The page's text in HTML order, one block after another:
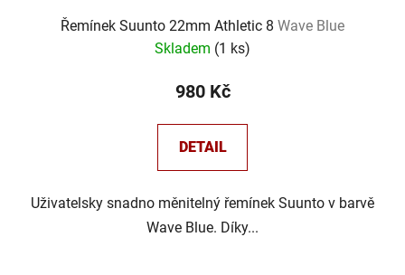
Řemínek Suunto 22mm Athletic 8 Wave Blue
Skladem (1 ks)
980 Kč
DETAIL
Uživatelsky snadno měnitelný řemínek Suunto v barvě
Wave Blue. Díky...